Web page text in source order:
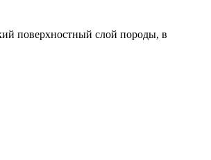
поверхностный слой породы, в